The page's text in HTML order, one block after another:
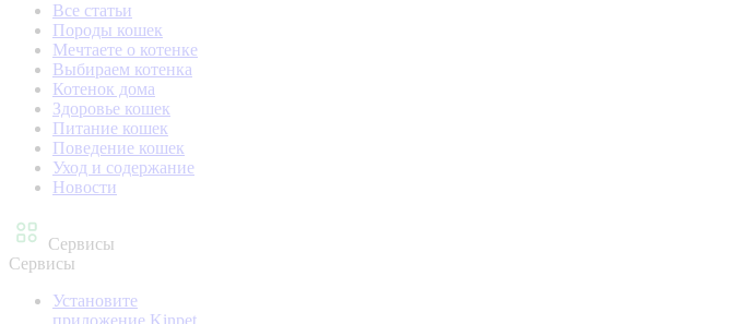
Все статьи
Породы кошек
Мечтаете о котенке
Выбираем котенка
Котенок дома
Здоровье кошек
Питание кошек
Поведение кошек
Уход и содержание
Новости
Сервисы
Сервисы
Установите
приложение Kinpet